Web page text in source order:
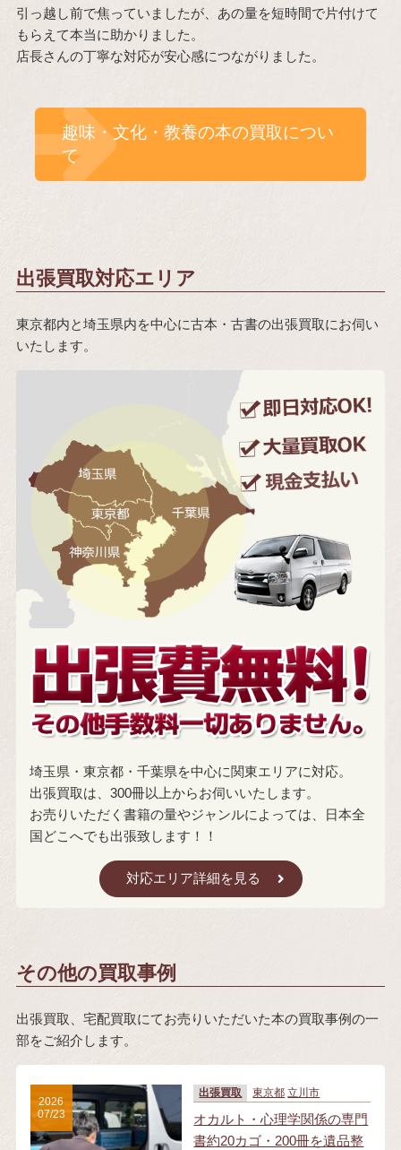
引っ越し前で焦っていましたが、あの量を短時間で片付けて
もらえて本当に助かりました。
店長さんの丁寧な対応が安心感につながりました。
趣味・文化・教養の本の買取につい
て
出張買取対応エリア
東京都内と埼玉県内を中心に古本・古書の出張買取にお伺い
いたします。
埼玉県・東京都・千葉県を中心に関東エリアに対応。
出張買取は、300冊以上からお伺いいたします。
お売りいただく書籍の量やジャンルによっては、日本全
国どこへでも出張致します！！
対応エリア詳細を見る
その他の買取事例
出張買取、宅配買取にてお売りいただいた本の買取事例の一
部をご紹介します。
出張買取 東京都 立川市
オカルト・心理学関係の専門
書約20カゴ・200冊を遺品整
2026
07/23